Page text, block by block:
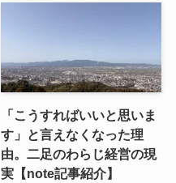
「こうすればいいと思いま
す」と言えなくなった理
由。二足のわらじ経営の現
実【note記事紹介】